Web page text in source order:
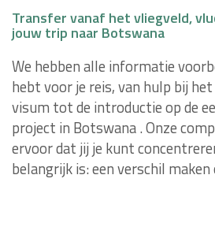
Transfer vanaf het vliegveld,
jouw trip naar Botswana
We hebben alle informatie
hebt voor je reis, van hulp bij
visum tot de introductie op de
project in Botswana . Onze
ervoor dat jij je kunt
belangrijk is: een verschil